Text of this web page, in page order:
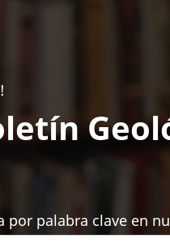
por palabra clave en